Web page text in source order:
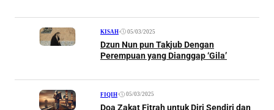
KISAH• 05/03/2025
Dzun Nun pun Takjub Dengan
Perempuan yang Dianggap ‘Gila’
FIQIH• 05/03/2025
Doa Zakat Fitrah untuk Diri Sendiri dan